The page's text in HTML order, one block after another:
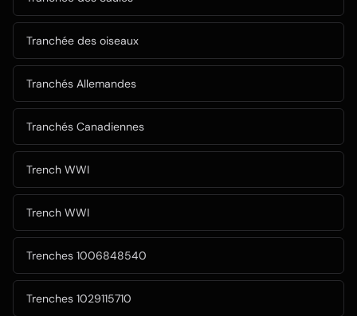
Tranchée des oiseaux
Tranchés Allemandes
Tranchés Canadiennes
Trench WWI
Trench WWI
Trenches 1006848540
Trenches 1029115710